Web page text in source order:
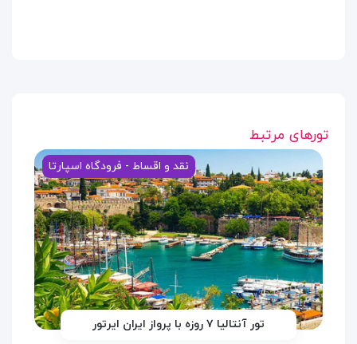
تورهای مرتبط
نقد و اقساط - فرودگاه اسپارتا
تور آنتالیا ۷ روزه با پرواز ایران ایرتور